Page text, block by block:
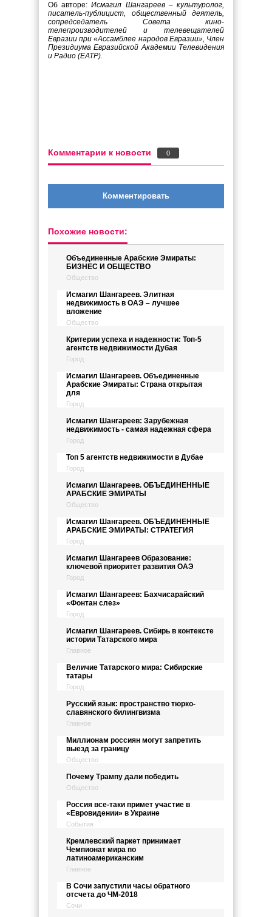
Об авторе:Исмагил Шангареев – культуролог,
писатель-публицист, общественный деятель,
сопредседатель Совета кино-
телепроизводителей и телевещателей
Евразии при «Ассамблее народов Евразии», Член
Президиума Евразийской Академии Телевидения
и Радио (ЕАТР).
Комментарии к новости 0
Комментировать
Похожие новости:
Объединенные Арабские Эмираты:
БИЗНЕС И ОБЩЕСТВО
Общество
Исмагил Шангареев. Элитная
недвижимость в ОАЭ – лучшее
вложение
Общество
Критерии успеха и надежности: Топ-5
агентств недвижимости Дубая
Город
Исмагил Шангареев. Объединенные
Арабские Эмираты: Страна открытая
для
Город
Исмагил Шангареев: Зарубежная
недвижимость - самая надежная сфера
Город
Топ 5 агентств недвижимости в Дубае
Город
Исмагил Шангареев. ОБЪЕДИНЕННЫЕ
АРАБСКИЕ ЭМИРАТЫ
Общество
Исмагил Шангареев. ОБЪЕДИНЕННЫЕ
АРАБСКИЕ ЭМИРАТЫ: СТРАТЕГИЯ
Город
Исмагил Шангареев Образование:
ключевой приоритет развития ОАЭ
Город
Исмагил Шангареев: Бахчисарайский
«Фонтан слез»
Город
Исмагил Шангареев. Сибирь в контексте
истории Татарского мира
Главное
Величие Татарского мира: Сибирские
татары
Город
Русский язык: пространство тюрко-
славянского билингвизма
Главное
Миллионам россиян могут запретить
выезд за границу
Общество
Почему Трампу дали победить
Общество
Россия все-таки примет участие в
«Евровидении» в Украине
События
Кремлевский паркет принимает
Чемпионат мира по
латиноамериканским
Главное
В Сочи запустили часы обратного
отсчета до ЧМ-2018
Сочи